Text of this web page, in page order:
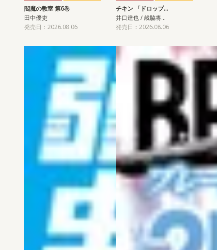
閻魔の教室 第6巻
田中優吏
発売日：2026.08.06
チキン 「ドロップ…
井口達也 / 歳脇将…
発売日：2026.08.06